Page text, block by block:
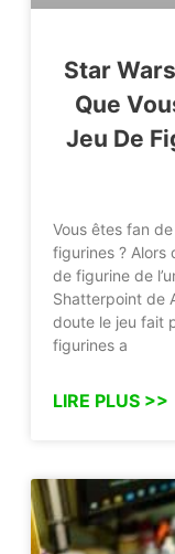
Star
Que
Jeu De
Vous êtes fan
figurines ? Alors
de figurine de
Shatterpoint de
doute le jeu fait
figurines a
LIRE PLUS >>